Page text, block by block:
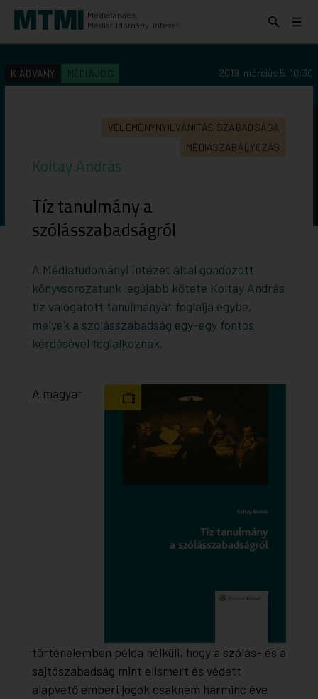
Médiatanács,
Médiatudományi Intézet
KERESÉS AZ INTÉZET ANYAGAI KÖZÖTT
Keresés
Menü
KIADVÁNY MÉDIAJOG 2019. március 5. 10:30
Koltay András
VÉLEMÉNYNYILVÁNÍTÁS SZABADSÁGA
MÉDIASZABÁLYOZÁS
Tíz tanulmány a
szólásszabadságról
A Médiatudományi Intézet által gondozott
könyvsorozatunk legújabb kötete Koltay András
tíz válogatott tanulmányát foglalja egybe,
melyek a szólásszabadság egy-egy fontos
kérdésével foglalkoznak.
A magyar
történelemben példa nélküli, hogy a szólás- és a
sajtószabadság mint elismert és védett
alapvető emberi jogok csaknem harminc éve